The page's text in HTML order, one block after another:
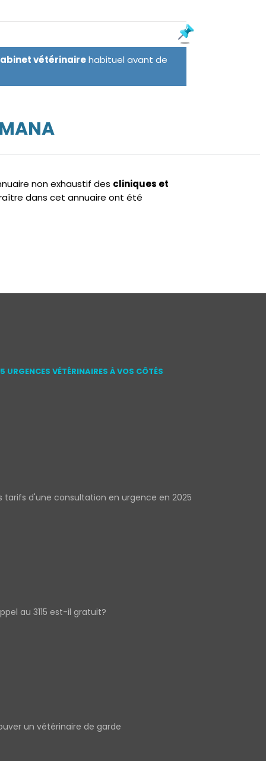
vétérinairehabituel avant de
non exhaustif des cliniques et
dans cet annuaire ont été
URGENCES VÉTÉRINAIRES À VOS CÔTÉS
tarifs d'une consultation en urgence en 2025
au 3115 est-il gratuit?
un vétérinaire de garde